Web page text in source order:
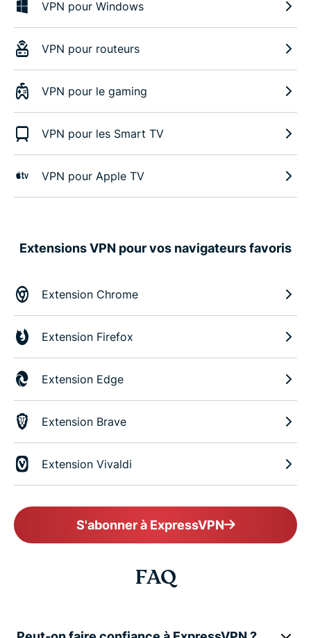
VPN pour Windows
VPN pour routeurs
VPN pour le gaming
VPN pour les Smart TV
VPN pour Apple TV
Extensions VPN pour vos navigateurs favoris
Extension Chrome
Extension Firefox
Extension Edge
Extension Brave
Extension Vivaldi
S'abonner à ExpressVPN
FAQ